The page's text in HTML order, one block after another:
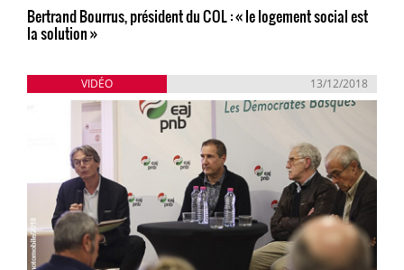
Bertrand Bourrus, président du COL : « le logement social est
la solution »
VIDÉO 13/12/2018